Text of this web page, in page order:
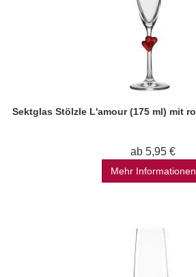
Sektglas Stölzle L'amour (175 ml) mit
ab 5,95 €
Mehr Informationen